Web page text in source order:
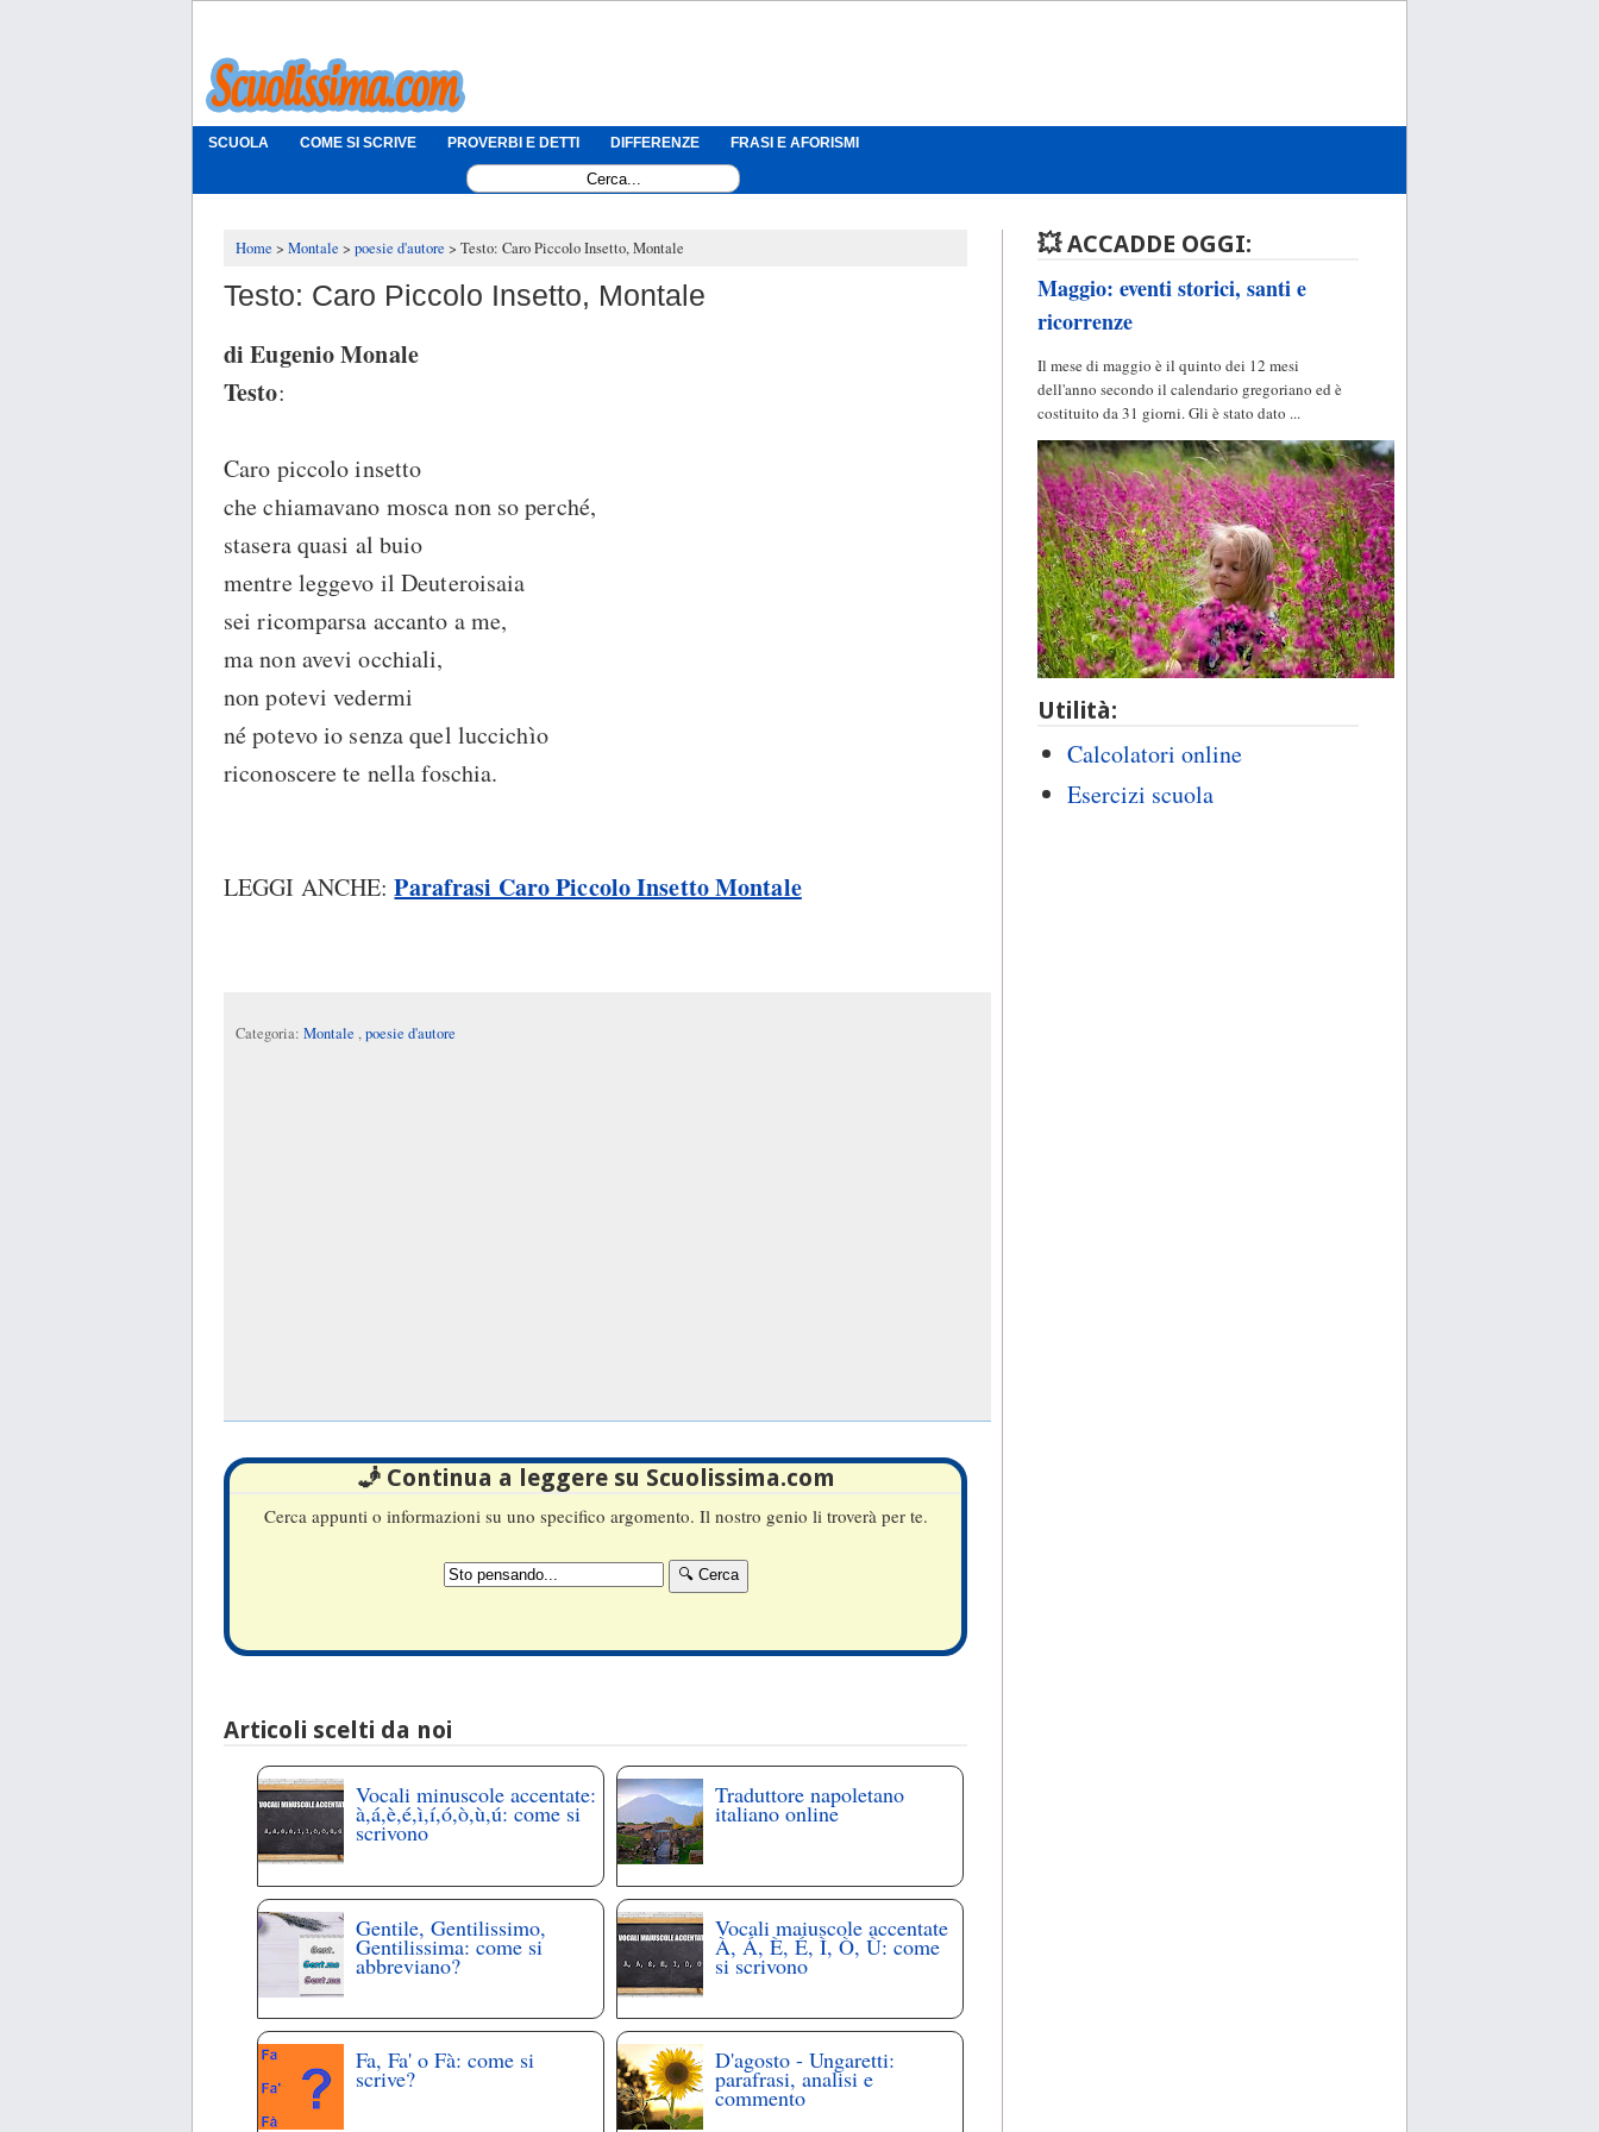
SCUOLA COME SI SCRIVE PROVERBI E DETTI DIFFERENZE FRASI E AFORISMI
Home Montale poesie d'autore Testo: Caro Piccolo Insetto, Montale
Testo: Caro Piccolo Insetto, Montale
di Eugenio Monale
Testo:
Caro piccolo insetto
che chiamavano mosca non so perché,
stasera quasi al buio
mentre leggevo il Deuteroisaia
sei ricomparsa accanto a me,
ma non avevi occhiali,
non potevi vedermi
né potevo io senza quel luccichìo
riconoscere te nella foschia.
LEGGI ANCHE:Parafrasi Caro Piccolo Insetto Montale
Categoria: Montale ,poesie d'autore
🧞 Continua a leggere su Scuolissima.com
Cerca appunti o informazioni su uno specifico argomento. Il nostro genio li troverà per te.
Articoli scelti da noi
Vocali minuscole accentate:
à,á,è,é,ì,í,ó,ò,ù,ú: come si
scrivono
Traduttore napoletano
italiano online
Gentile, Gentilissimo,
Gentilissima: come si
abbreviano?
Vocali maiuscole accentate
À, Á, È, É, Ì, Ò, Ù: come
si scrivono
Fa, Fa' o Fà: come si
scrive?
D'agosto - Ungaretti:
parafrasi, analisi e
commento
💥 ACCADDE OGGI:
Maggio: eventi storici, santi e
ricorrenze
Il mese di maggio è il quinto dei 12 mesi
dell'anno secondo il calendario gregoriano ed è
costituito da 31 giorni. Gli è stato dato ...
Utilità:
Calcolatori online
Esercizi scuola